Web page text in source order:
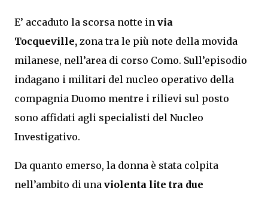
E’ accaduto la scorsa notte in via
Tocqueville, zona tra le più note della movida
milanese, nell’area di corso Como. Sull’episodio
indagano i militari del nucleo operativo della
compagnia Duomo mentre i rilievi sul posto
sono affidati agli specialisti del Nucleo
Investigativo.
Da quanto emerso, la donna è stata colpita
nell’ambito di una violenta lite tra due